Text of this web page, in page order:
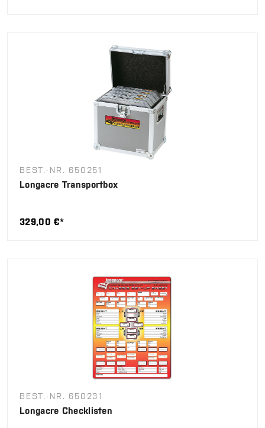
BEST.-NR. 650251
Longacre Transportbox
329,00 €*
BEST.-NR. 650231
Longacre Checklisten